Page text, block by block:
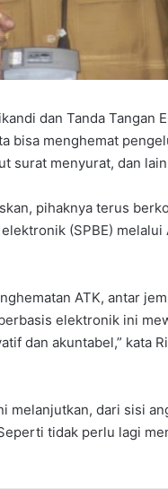
dan Tanda Tangan
bisa menghemat
surat menyurat, dan
pihaknya terus
(SPBE) melalui
ATK, antar
elektronik ini
dan akuntabel,” kata
melanjutkan, dari sisi
tidak perlu lagi